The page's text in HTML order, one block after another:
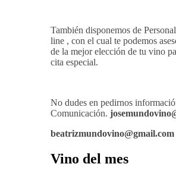
También disponemos de
line , con el cual te podemos
de la mejor elección de tu vino
cita especial.
No dudes en pedirnos
Comunicación.
beatrizmundovino@gmail.com
Vino del mes